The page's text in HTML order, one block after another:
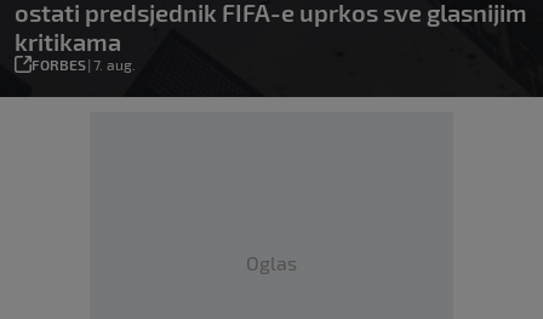
ostati predsjednik FIFA-e uprkos sve glasnijim
kritikama
FORBES| 7. aug.
Oglas